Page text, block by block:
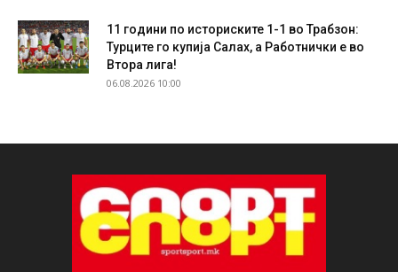
11 години по историските 1-1 во Трабзон:
Турците го купија Салах, а Работнички е во
Втора лига!
06.08.2026 10:00